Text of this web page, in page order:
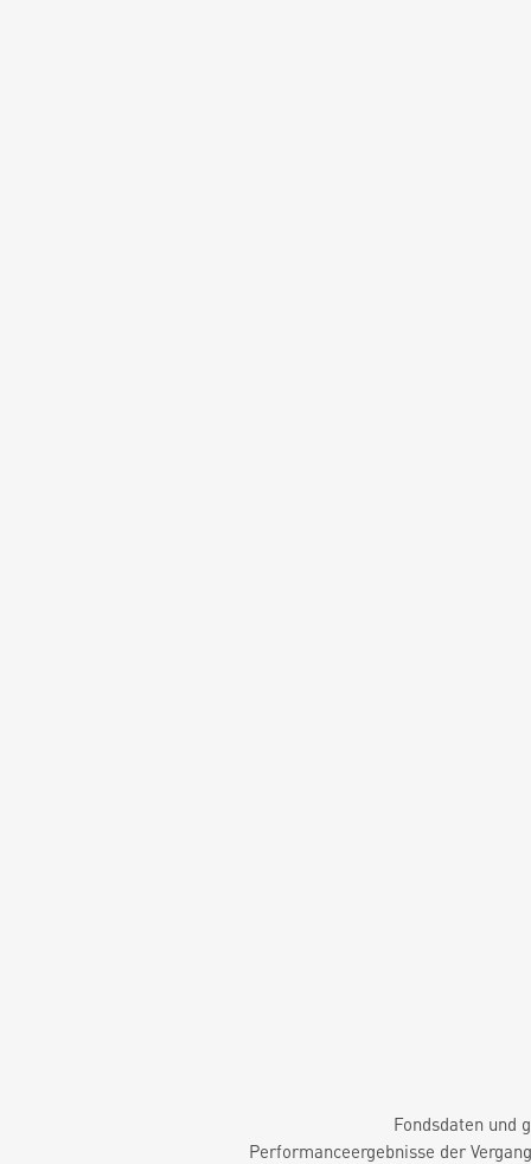
Fondsdaten und
Performanceergebnisse der